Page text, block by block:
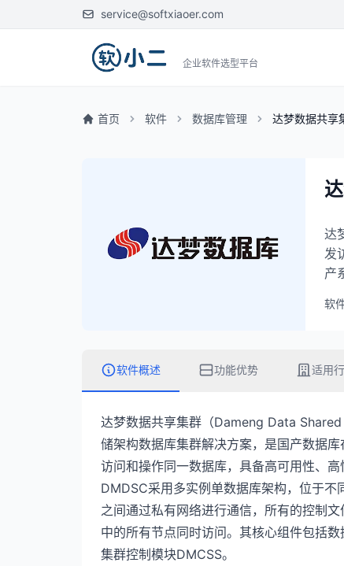
service@softxiaoer.com
企业软件选型平台
首页 软件 数据库管理 达梦数据共享
达
发
产
软
软件概述 功能优势 适用
达梦数据共享集群（Dameng Data
储架构数据库集群解决方案，是国产数据
访问和操作同一数据库，具备高可用性、高
DMDSC采用多实例单数据库架构，位于
之间通过私有网络进行通信，所有的控制
中的所有节点同时访问。其核心组件包括
集群控制模块DMCSS。